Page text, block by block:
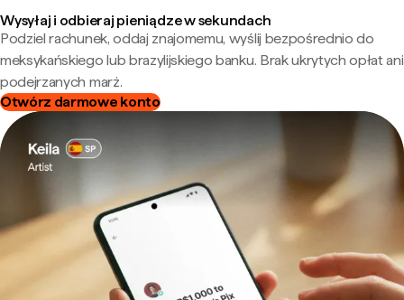
Wysyłaj i odbieraj pieniądze w sekundach
Podziel rachunek, oddaj znajomemu, wyślij bezpośrednio do
meksykańskiego lub brazylijskiego banku. Brak ukrytych opłat ani
podejrzanych marż.
Otwórz darmowe konto